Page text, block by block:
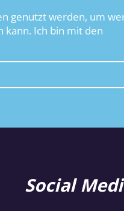
genutzt werden, um
kann. Ich bin mit den
Social